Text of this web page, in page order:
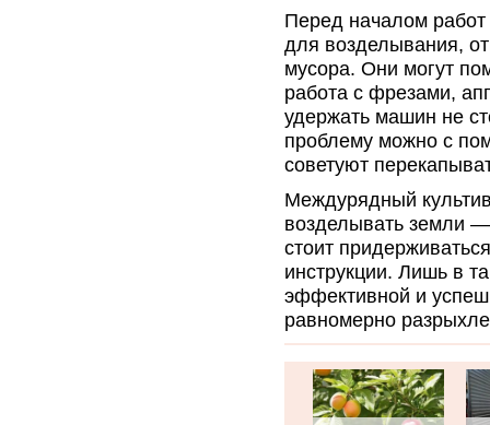
Перед началом работ
для возделывания,
мусора. Они могут
работа с фрезами,
удержать машин не
проблему можно с
советуют
Междурядный
возделывать земли
стоит
инструкции. Лишь в
эффективной и
равномерно